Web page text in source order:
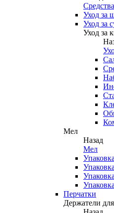
Уход за
Уход за
Уход за
Мел
Назад
Мел
Перчатки
Держатели